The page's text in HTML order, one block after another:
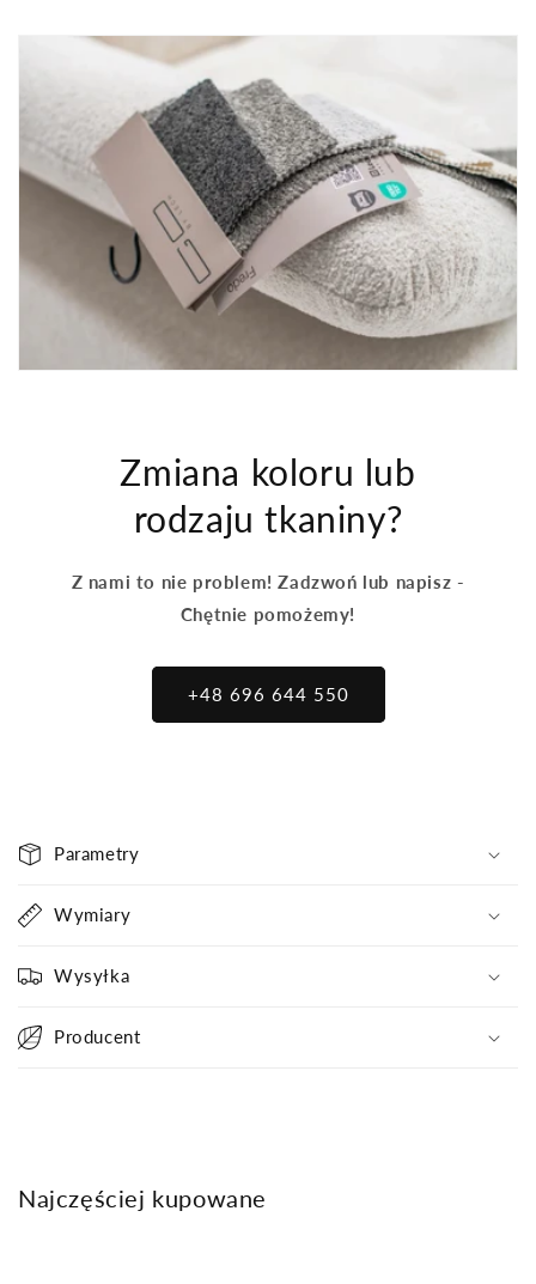
Zmiana koloru lub
rodzaju tkaniny?
Z nami to nie problem! Zadzwoń lub napisz -
Chętnie pomożemy!
+48 696 644 550
Z
w
j
a
n
a
t
Parametry
Wymiary
Wysyłka
Producent
Najczęściej kupowane